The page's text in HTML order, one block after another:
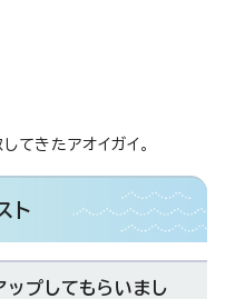
てきたアオイガイ。
ト
ップしてもらいまし